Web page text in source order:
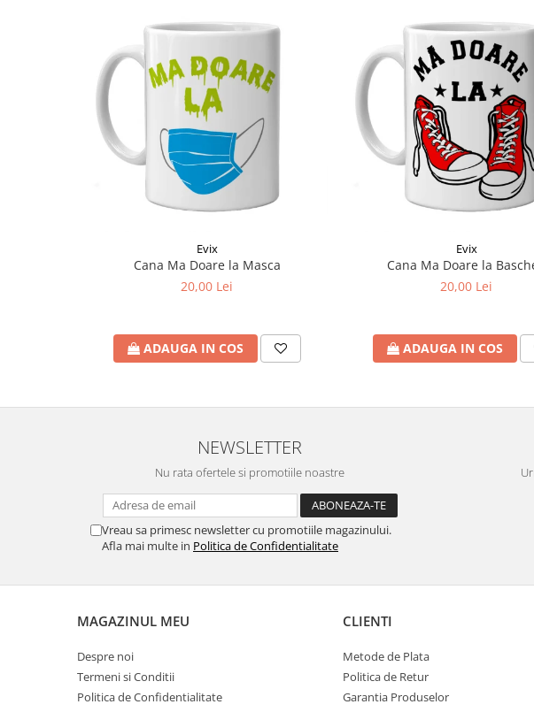
Evix
Cana Ma Doare la Masca
20,00 Lei
ADAUGA IN COS
Evix
Cana Ma Doare la
20,00 Lei
ADAUGA IN COS
NEWSLETTER
Nu rata ofertele si promotiile noastre
Vreau sa primesc newsletter cu promotiile magazinului.
Afla mai multe in Politica de Confidentialitate
MAGAZINUL MEU
Despre noi
Termeni si Conditii
Politica de Confidentialitate
CLIENTI
Metode de Plata
Politica de Retur
Garantia Produselor